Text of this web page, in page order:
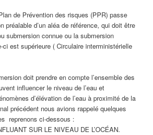
Plan de Prévention des risques (PPR) passe
préalable d’un aléa de référence, qui doit être
submersion connue ou la submersion
ci est supérieure ( Circulaire interministérielle
doit prendre en compte l’ensemble des
influencer le niveau de l’eau et
d’élévation de l’eau à proximité de la
précédent nous avions rappelé quelques
reprenons ci-dessous :
SUR LE NIVEAU DE L’OCÉAN.